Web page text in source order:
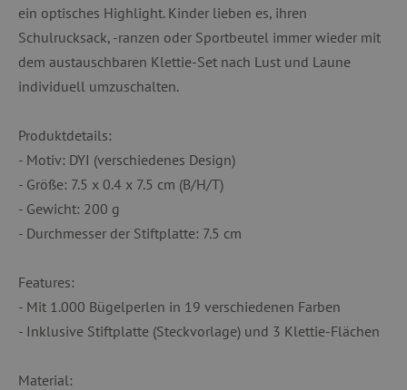
ein optisches Highlight. Kinder lieben es, ihren
Schulrucksack, -ranzen oder Sportbeutel immer wieder mit
dem austauschbaren Klettie-Set nach Lust und Laune
individuell umzuschalten.
Produktdetails:
- Motiv: DYI (verschiedenes Design)
- Größe: 7.5 x 0.4 x 7.5 cm (B/H/T)
- Gewicht: 200 g
- Durchmesser der Stiftplatte: 7.5 cm
Features:
- Mit 1.000 Bügelperlen in 19 verschiedenen Farben
- Inklusive Stiftplatte (Steckvorlage) und 3 Klettie-Flächen
Material: